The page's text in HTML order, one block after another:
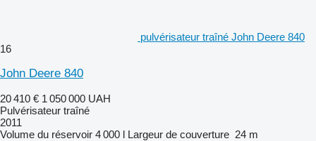
pulvérisateur traîné John Deere 840
16
John Deere 840
20 410 € 1 050 000 UAH
Pulvérisateur traîné
2011
Volume du réservoir 4 000 l Largeur de couverture 24 m